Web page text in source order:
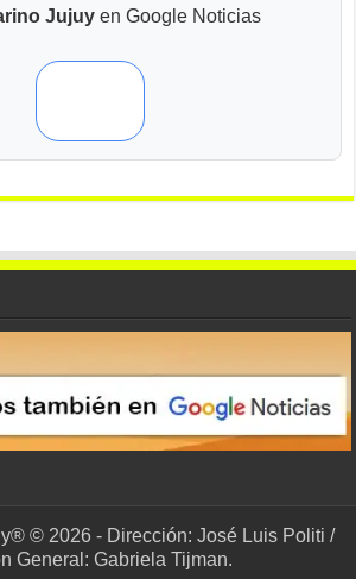
Jujuy en Google Noticias
© 2026 - Dirección: José Luis Politi /
General: Gabriela Tijman.